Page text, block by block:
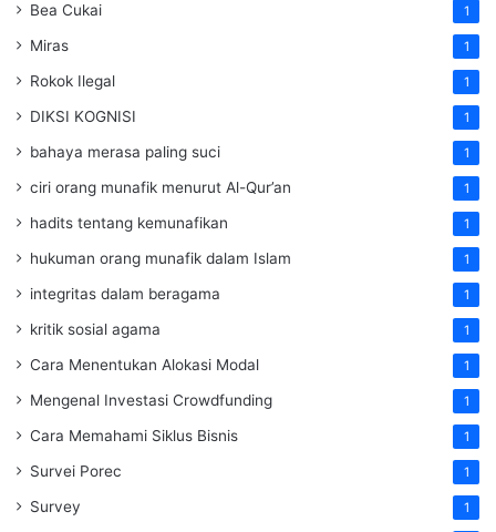
Bea Cukai 1
Miras 1
Rokok Ilegal 1
DIKSI KOGNISI 1
bahaya merasa paling suci 1
ciri orang munafik menurut Al-Qur’an 1
hadits tentang kemunafikan 1
hukuman orang munafik dalam Islam 1
integritas dalam beragama 1
kritik sosial agama 1
Cara Menentukan Alokasi Modal 1
Mengenal Investasi Crowdfunding 1
Cara Memahami Siklus Bisnis 1
Survei Porec 1
Survey 1